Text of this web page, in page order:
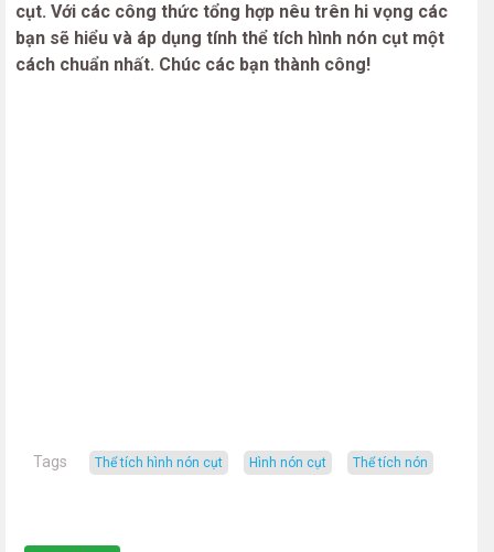
cụt. Với các công thức tổng hợp nêu trên hi vọng các
bạn sẽ hiểu và áp dụng tính thể tích hình nón cụt một
cách chuẩn nhất. Chúc các bạn thành công!
Tags thể tích hình nón cụt hình nón cụt thể tích nón